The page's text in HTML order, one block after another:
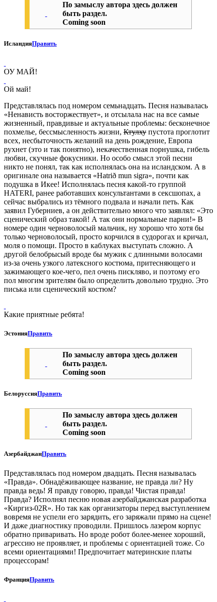
По замыслу автора здесь должен
быть раздел.
Coming soon
ИсландияПравить
ОУ МАЙ!
Ой май!
Представлялась под номером семьнадцать. Песня называлась
«Ненависть восторжествует», и отсылала нас на все самые
жизненный, правдивые и актуальные проблемы: бесконечное
похмелье, бессмысленность жизни, Ктулху пустота проглотит
всех, несбыточность желаний на день рождение, Европа
рухнет (это и так понятно), некачественная порнушка, гибель
любви, скучные фокусники. Но особо смысл этой песни
никто не понял, так как исполнялась она на исландском. А в
оригинале она называется «Hatrið mun sigra», почти как
подушка в Икее! Исполнялась песня какой-то группой
HATERI, ранее работавших консультантами в сексшопах, а
сейчас выбрались из тёмного подвала и начали петь. Как
заявил Губерниев, а он действительно много что заявлял: «Это
сценический образ такой! А так они нормальные парни!» В
номере один черноволосый мальчик, ну хорошо что хотя бы
только черноволосый, просто корчился в судорогах и кричал,
моля о помощи. Просто в каблуках выступать сложно. А
другой белобрысый вроде бы мужик с длинными волосами
из-за очень узкого латексного костюма, притесняющего и
зажимающего кое-чего, пел очень пискляво, и поэтому его
пол многим зрителям было определить довольно трудно. Это
писька или сценический костюм?
Какие приятные ребята!
ЭстонияПравить
По замыслу автора здесь должен
быть раздел.
Coming soon
БелоруссияПравить
По замыслу автора здесь должен
быть раздел.
Coming soon
АзербайджанПравить
Представлялась под номером двадцать. Песня называлась
«Правда». Обнадёживающее название, не правда ли? Ну
правда ведь! Я правду говорю, правда! Чистая правда!
Правда? Исполнял песню новая азербайджанская разработка
«Киргиз-02R». Но так как организаторы перед выступлением
вовремя не успели его зарядить, его заряжали прямо на сцене!
И даже диагностику проводили. Пришлось лазером корпус
обратно приваривать. Но вроде робот более-менее хороший,
агрессию не проявляет, и проблемы с ориентацией тоже. Со
всеми ориентациями! Предпочитает материнские платы
процессорам!
ФранцияПравить